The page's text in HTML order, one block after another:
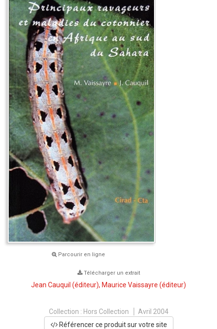
Parcourir en ligne
Télécharger un extrait
Jean Cauquil (éditeur), Maurice Vaissayre (éditeur)
Collection : Hors Collection
Avril 2004
Référencer ce produit sur votre site